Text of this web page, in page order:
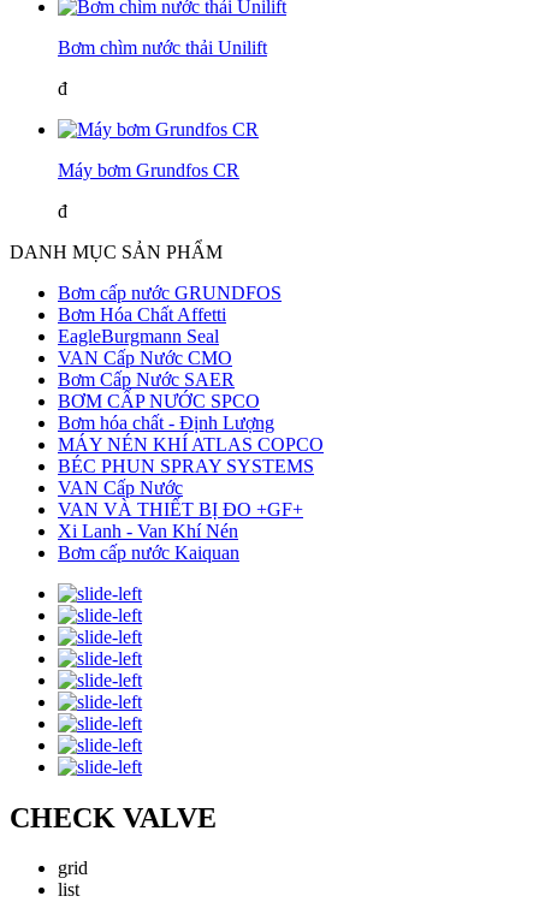
Bơm chìm nước thải Unilift
đ
Máy bơm Grundfos CR
đ
DANH MỤC SẢN PHẨM
Bơm cấp nước GRUNDFOS
Bơm Hóa Chất Affetti
EagleBurgmann Seal
VAN Cấp Nước CMO
Bơm Cấp Nước SAER
BƠM CẤP NƯỚC SPCO
Bơm hóa chất - Định Lượng
MÁY NÉN KHÍ ATLAS COPCO
BÉC PHUN SPRAY SYSTEMS
VAN Cấp Nước
VAN VÀ THIẾT BỊ ĐO +GF+
Xi Lanh - Van Khí Nén
Bơm cấp nước Kaiquan
CHECK VALVE
grid
list